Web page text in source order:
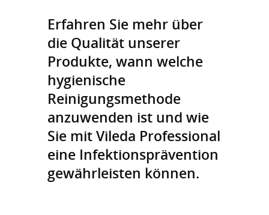
Erfahren Sie mehr über
die Qualität unserer
Produkte, wann welche
hygienische
Reinigungsmethode
anzuwenden ist und wie
Sie mit Vileda Professional
eine Infektionsprävention
gewährleisten können.